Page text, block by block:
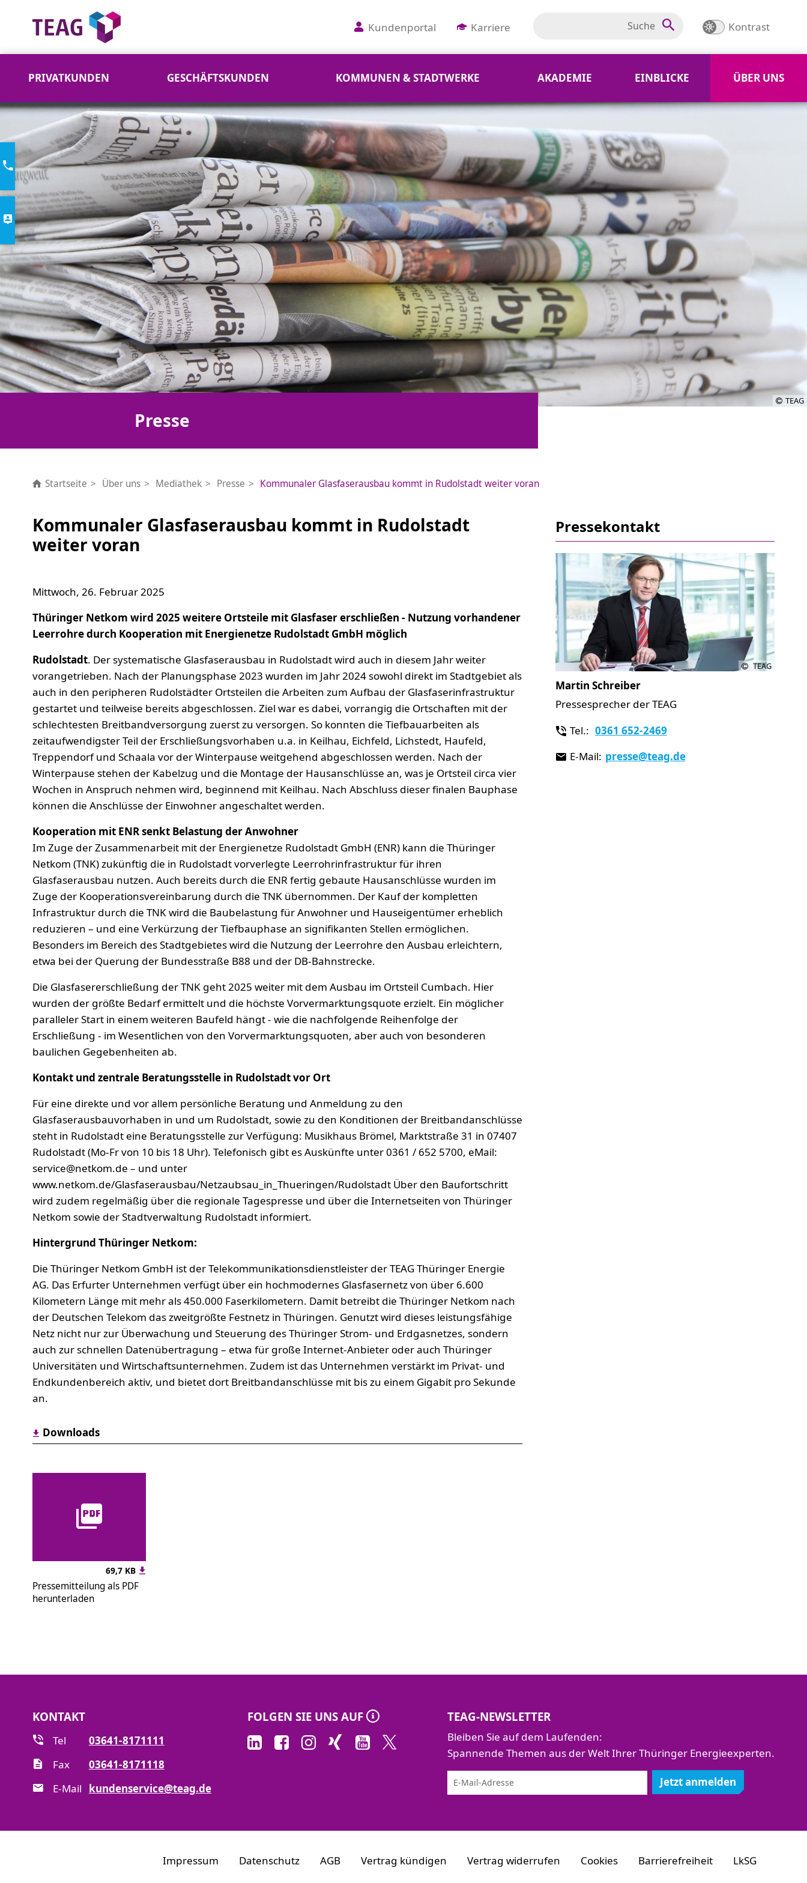
Kundenportal Karriere Kontrast
PRIVATKUNDEN GESCHÄFTSKUNDEN KOMMUNEN & STADTWERKE AKADEMIE EINBLICKE ÜBER UNS
TEAG
Presse
Startseite Über uns Mediathek Presse Kommunaler Glasfaserausbau kommt in Rudolstadt weiter voran
Kommunaler Glasfaserausbau kommt in Rudolstadt
weiter voran
Mittwoch, 26. Februar 2025
Thüringer Netkom wird 2025 weitere Ortsteile mit Glasfaser erschließen - Nutzung vorhandener
Leerrohre durch Kooperation mit Energienetze Rudolstadt GmbH möglich
Rudolstadt. Der systematische Glasfaserausbau in Rudolstadt wird auch in diesem Jahr weiter
vorangetrieben. Nach der Planungsphase 2023 wurden im Jahr 2024 sowohl direkt im Stadtgebiet als
auch in den peripheren Rudolstädter Ortsteilen die Arbeiten zum Aufbau der Glasfaserinfrastruktur
gestartet und teilweise bereits abgeschlossen. Ziel war es dabei, vorrangig die Ortschaften mit der
schlechtesten Breitbandversorgung zuerst zu versorgen. So konnten die Tiefbauarbeiten als
zeitaufwendigster Teil der Erschließungsvorhaben u.a. in Keilhau, Eichfeld, Lichstedt, Haufeld,
Treppendorf und Schaala vor der Winterpause weitgehend abgeschlossen werden. Nach der
Winterpause stehen der Kabelzug und die Montage der Hausanschlüsse an, was je Ortsteil circa vier
Wochen in Anspruch nehmen wird, beginnend mit Keilhau. Nach Abschluss dieser finalen Bauphase
können die Anschlüsse der Einwohner angeschaltet werden.
Kooperation mit ENR senkt Belastung der Anwohner
Im Zuge der Zusammenarbeit mit der Energienetze Rudolstadt GmbH (ENR) kann die Thüringer
Netkom (TNK) zukünftig die in Rudolstadt vorverlegte Leerrohrinfrastruktur für ihren
Glasfaserausbau nutzen. Auch bereits durch die ENR fertig gebaute Hausanschlüsse wurden im
Zuge der Kooperationsvereinbarung durch die TNK übernommen. Der Kauf der kompletten
Infrastruktur durch die TNK wird die Baubelastung für Anwohner und Hauseigentümer erheblich
reduzieren – und eine Verkürzung der Tiefbauphase an signifikanten Stellen ermöglichen.
Besonders im Bereich des Stadtgebietes wird die Nutzung der Leerrohre den Ausbau erleichtern,
etwa bei der Querung der Bundesstraße B88 und der DB-Bahnstrecke.
Die Glasfasererschließung der TNK geht 2025 weiter mit dem Ausbau im Ortsteil Cumbach. Hier
wurden der größte Bedarf ermittelt und die höchste Vorvermarktungsquote erzielt. Ein möglicher
paralleler Start in einem weiteren Baufeld hängt - wie die nachfolgende Reihenfolge der
Erschließung - im Wesentlichen von den Vorvermarktungsquoten, aber auch von besonderen
baulichen Gegebenheiten ab.
Kontakt und zentrale Beratungsstelle in Rudolstadt vor Ort
Für eine direkte und vor allem persönliche Beratung und Anmeldung zu den
Glasfaserausbauvorhaben in und um Rudolstadt, sowie zu den Konditionen der Breitbandanschlüsse
steht in Rudolstadt eine Beratungsstelle zur Verfügung: Musikhaus Brömel, Marktstraße 31 in 07407
Rudolstadt (Mo-Fr von 10 bis 18 Uhr). Telefonisch gibt es Auskünfte unter 0361 / 652 5700, eMail:
service@netkom.de – und unter
www.netkom.de/Glasfaserausbau/Netzaubsau_in_Thueringen/Rudolstadt Über den Baufortschritt
wird zudem regelmäßig über die regionale Tagespresse und über die Internetseiten von Thüringer
Netkom sowie der Stadtverwaltung Rudolstadt informiert.
Hintergrund Thüringer Netkom:
Die Thüringer Netkom GmbH ist der Telekommunikationsdienstleister der TEAG Thüringer Energie
AG. Das Erfurter Unternehmen verfügt über ein hochmodernes Glasfasernetz von über 6.600
Kilometern Länge mit mehr als 450.000 Faserkilometern. Damit betreibt die Thüringer Netkom nach
der Deutschen Telekom das zweitgrößte Festnetz in Thüringen. Genutzt wird dieses leistungsfähige
Netz nicht nur zur Überwachung und Steuerung des Thüringer Strom- und Erdgasnetzes, sondern
auch zur schnellen Datenübertragung – etwa für große Internet-Anbieter oder auch Thüringer
Universitäten und Wirtschaftsunternehmen. Zudem ist das Unternehmen verstärkt im Privat- und
Endkundenbereich aktiv, und bietet dort Breitbandanschlüsse mit bis zu einem Gigabit pro Sekunde
an.
Downloads
69,7 KB
Pressemitteilung als PDF
herunterladen
Pressekontakt
TEAG
Martin Schreiber
Pressesprecher der TEAG
Tel.: 0361 652-2469
E-Mail: presse@teag.de
KONTAKT
Tel
03641-8171111
Fax
03641-8171118
E-Mail
kundenservice@teag.de
FOLGEN SIE UNS AUF TEAG-NEWSLETTER
Bleiben Sie auf dem Laufenden:
Spannende Themen aus der Welt Ihrer Thüringer Energieexperten.
Jetzt anmelden
Impressum Datenschutz AGB Vertrag kündigen Vertrag widerrufen Cookies Barrierefreiheit LkSG